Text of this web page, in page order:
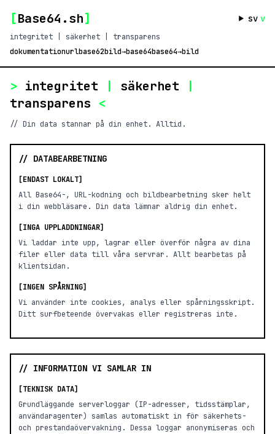
[Base64.sh] sv v
integritet | säkerhet | transparens
dokumentationurlbase62bild→base64base64→bild
> integritet | säkerhet
|
transparens <
// Din data stannar på din enhet. Alltid.
// DATABEARBETNING
[ENDAST LOKALT]
All Base64-, URL-kodning och bildbearbetning sker helt
i din webbläsare. Din data lämnar aldrig din enhet.
[INGA UPPLADDNINGAR]
Vi laddar inte upp, lagrar eller överför några av dina
filer eller data till våra servrar. Allt bearbetas på
klientsidan.
[INGEN SPÅRNING]
Vi använder inte cookies, analys eller spårningsskript.
Ditt surfbeteende övervakas eller registreras inte.
// INFORMATION VI SAMLAR IN
[TEKNISK DATA]
Grundläggande serverloggar (IP-adresser, tidsstämplar,
användaragenter) samlas automatiskt in för säkerhets-
och prestandaövervakning. Dessa loggar anonymiseras och